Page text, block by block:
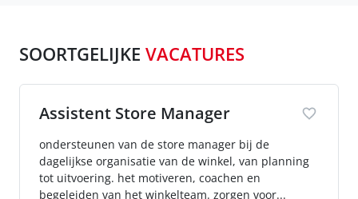
SOORTGELIJKE VACATURES
Assistent Store Manager
ondersteunen van de store manager bij de
dagelijkse organisatie van de winkel, van planning
tot uitvoering. het motiveren, coachen en
begeleiden van het winkelteam. zorgen voor...